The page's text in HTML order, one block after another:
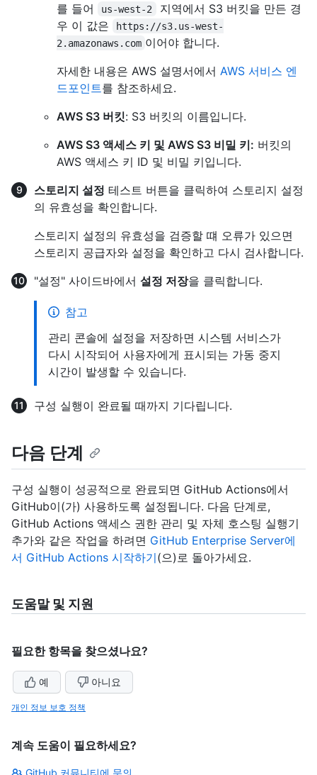
를 들어
us-west-2
지역에서 S3 버킷을 만든 경
우 이 값은
https://s3.us-west-
2.amazonaws.com 이어야 합니다.
자세한 내용은 AWS 설명서에서 AWS 서비스 엔
드포인트를 참조하세요.
AWS S3 버킷: S3 버킷의 이름입니다.
AWS S3 액세스 키 및 AWS S3 비밀 키: 버킷의
AWS 액세스 키 ID 및 비밀 키입니다.
스토리지 설정 테스트 버튼을 클릭하여 스토리지 설정
의 유효성을 확인합니다.
스토리지 설정의 유효성을 검증할 떄 오류가 있으면
스토리지 공급자와 설정을 확인하고 다시 검사합니다.
"설정" 사이드바에서 설정 저장을 클릭합니다.
참고
관리 콘솔에 설정을 저장하면 시스템 서비스가
다시 시작되어 사용자에게 표시되는 가동 중지
시간이 발생할 수 있습니다.
구성 실행이 완료될 때까지 기다립니다.
다음 단계
구성 실행이 성공적으로 완료되면 GitHub Actions에서
GitHub이(가) 사용하도록 설정됩니다. 다음 단계로,
GitHub Actions 액세스 권한 관리 및 자체 호스팅 실행기
추가와 같은 작업을 하려면 GitHub Enterprise Server에
서 GitHub Actions 시작하기(으)로 돌아가세요.
도움말 및 지원
필요한 항목을 찾으셨나요?
예 아니요
개인 정보 보호 정책
계속 도움이 필요하세요?
GitHub 커뮤니티에 문의